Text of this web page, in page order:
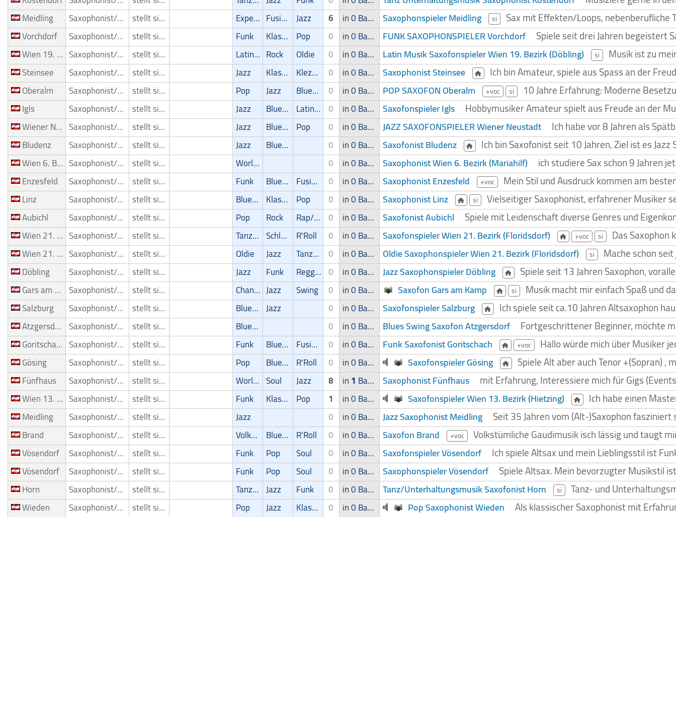
Meidling Saxophonist/Saxophonspieler stellt sich vor Experimental Fusion Jazz 6 in 0 Band Saxophonspieler Meidling si Sax mit Effekten/Loops,
Vorchdorf Saxophonist/Saxophonspieler stellt sich vor Funk Klassik Pop 0 in 0 Band FUNK SAXOPHONSPIELER Vorchdorf Spiele seit drei Jahren begeistert
Wien 19. Bezirk (Döbling) Saxophonist/Saxophonspieler stellt sich vor Latin Musik Rock Oldie 0 in 0 Band Latin Musik Saxofonspieler Wien 19. Bezirk (Döbling) si Musik ist zu
Steinsee Saxophonist/Saxophonspieler stellt sich vor Jazz Klassik Klezmer 0 in 0 Band Saxophonist Steinsee Ich bin Amateur, spiele aus Spass an der
Oberalm Saxophonist/Saxophonspieler stellt sich vor Pop Jazz Blues/Swing 0 in 0 Band POP SAXOFON Oberalm +voc si 10 Jahre Erfahrung: Moderne
Igls Saxophonist/Saxophonspieler stellt sich vor Jazz Blues/Swing Latin Musik 0 in 0 Band Saxofonspieler Igls Hobbymusiker Amateur spielt aus Freude an der
Wiener Neustadt Saxophonist/Saxophonspieler stellt sich vor Jazz Blues/Swing Pop 0 in 0 Band JAZZ SAXOFONSPIELER Wiener Neustadt Ich habe vor 8 Jahren als
Bludenz Saxophonist/Saxophonspieler stellt sich vor Jazz Blues/Swing 0 in 0 Band Saxofonist Bludenz Ich bin Saxofonist seit 10 Jahren, Ziel ist es
Wien 6. Bezirk (Mariahilf) Saxophonist/Saxophonspieler stellt sich vor World Music 0 in 0 Band Saxophonist Wien 6. Bezirk (Mariahilf) ich studiere Sax schon 9 Jahren
Enzesfeld Saxophonist/Saxophonspieler stellt sich vor Funk Blues/Swing Fusion 0 in 0 Band Saxophonist Enzesfeld +voc Mein Stil und Ausdruck kommen am
Linz Saxophonist/Saxophonspieler stellt sich vor Blues/Swing Klassik Pop 0 in 0 Band Saxophonist Linz si Vielseitiger Saxophonist, erfahrener Musiker
Aubichl Saxophonist/Saxophonspieler stellt sich vor Pop Rock Rap/Hip-Hop/RnB 0 in 0 Band Saxofonist Aubichl Spiele mit Leidenschaft diverse Genres und
Wien 21. Bezirk (Floridsdorf) Saxophonist/Saxophonspieler stellt sich vor Tanz/Unterhaltungsmusik Schlager R'Roll 0 in 0 Band Saxofonspieler Wien 21. Bezirk (Floridsdorf) +voc si Das
Wien 21. Bezirk (Floridsdorf) Saxophonist/Saxophonspieler stellt sich vor Oldie Jazz Tanz/Unterhaltungsmusik 0 in 0 Band Oldie Saxophonspieler Wien 21. Bezirk (Floridsdorf) si Mache schon
Döbling Saxophonist/Saxophonspieler stellt sich vor Jazz Funk Reggae 0 in 0 Band Jazz Saxophonspieler Döbling Spiele seit 13 Jahren Saxophon,
Gars am Kamp Saxophonist/Saxophonspieler stellt sich vor Chanson Jazz Swing 0 in 0 Band Saxofon Gars am Kamp si Musik macht mir einfach Spaß und
Salzburg Saxophonist/Saxophonspieler stellt sich vor Blues/Swing Jazz 0 in 0 Band Saxofonspieler Salzburg Ich spiele seit ca.10 Jahren Altsaxophon
Atzgersdorf Saxophonist/Saxophonspieler stellt sich vor Blues/Swing 0 in 0 Band Blues Swing Saxofon Atzgersdorf Fortgeschrittener Beginner, möchte
Goritschach Saxophonist/Saxophonspieler stellt sich vor Funk Blues/Swing Fusion 0 in 0 Band Funk Saxofonist Goritschach +voc Hallo würde mich über Musiker
Gösing Saxophonist/Saxophonspieler stellt sich vor Pop Blues/Swing R'Roll 0 in 0 Band Saxofonspieler Gösing Spiele Alt aber auch Tenor +(Sopran)
Fünfhaus Saxophonist/Saxophonspieler stellt sich vor World Music Soul Jazz 8 in1 Band Saxophonist Fünfhaus mit Erfahrung, Interessiere mich für Gigs
Wien 13. Bezirk (Hietzing) Saxophonist/Saxophonspieler stellt sich vor Funk Klassik Pop 1 in 0 Band Saxofonspieler Wien 13. Bezirk (Hietzing) Ich habe einen
Meidling Saxophonist/Saxophonspieler stellt sich vor Jazz 0 in 0 Band Jazz Saxophonist Meidling Seit 35 Jahren vom (Alt-)Saxophon
Brand Saxophonist/Saxophonspieler stellt sich vor Volksmusik Blues/Swing R'Roll 0 in 0 Band Saxofon Brand +voc Volkstümliche Gaudimusik isch lässig und taugt
Vösendorf Saxophonist/Saxophonspieler stellt sich vor Funk Pop Soul 0 in 0 Band Saxofonspieler Vösendorf Ich spiele Altsax und mein Lieblingsstil ist
Vösendorf Saxophonist/Saxophonspieler stellt sich vor Funk Pop Soul 0 in 0 Band Saxophonspieler Vösendorf Spiele Altsax. Mein bevorzugter Musikstil
Horn Saxophonist/Saxophonspieler stellt sich vor Tanz/Unterhaltungsmusik Jazz Funk 0 in 0 Band Tanz/Unterhaltungsmusik Saxofonist Horn si Tanz- und
Wieden Saxophonist/Saxophonspieler stellt sich vor Pop Jazz Klassik 0 in 0 Band Pop Saxophonist Wieden Als klassischer Saxophonist mit